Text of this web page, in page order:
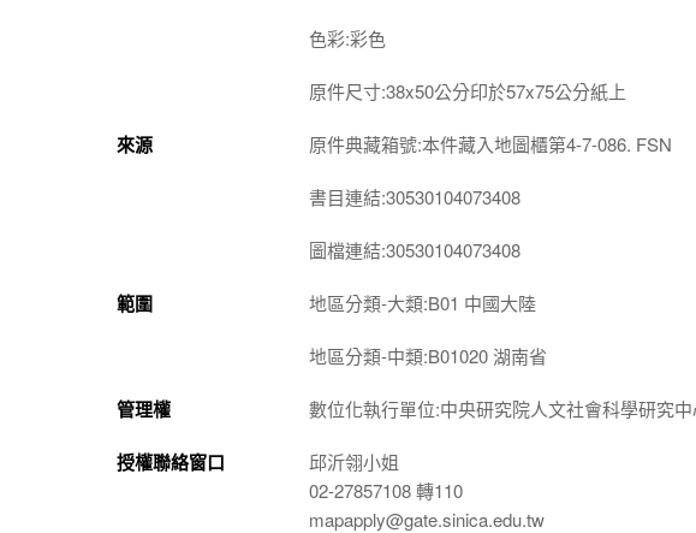
色彩:彩色
原件尺寸:38x50公分印於57x75公分紙上
來源 原件典藏箱號:本件藏入地圖櫃第4-7-086. FSN
書目連結:30530104073408
圖檔連結:30530104073408
範圍 地區分類-大類:B01 中國大陸
地區分類-中類:B01020 湖南省
管理權 數位化執行單位:中央研究院人文社會科學研究
授權聯絡窗口
邱沂翎小姐
02-27857108 轉110
mapapply@gate.sinica.edu.tw